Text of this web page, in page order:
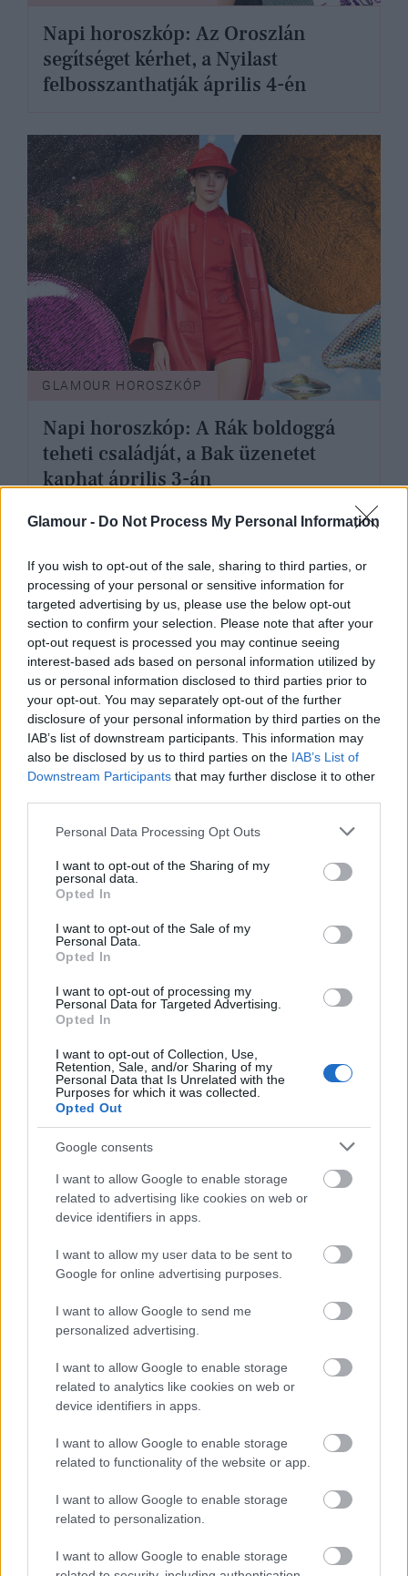
Glamour - Do Not Process My Personal Information
If you wish to opt-out of the sale, sharing to third parties, or
processing of your personal or sensitive information for
targeted advertising by us, please use the below opt-out
section to confirm your selection. Please note that after your
opt-out request is processed you may continue seeing
interest-based ads based on personal information utilized by
us or personal information disclosed to third parties prior to
your opt-out. You may separately opt-out of the further
disclosure of your personal information by third parties on the
IAB’s list of downstream participants. This information may
also be disclosed by us to third parties on the IAB’s List of
Downstream Participants that may further disclose it to other
Please note that this website/app uses one or more Google
not limited to your visit or usage behaviour. You may click to
grant or deny consent to Google and its third-party tags to
use your data for below specified purposes in below Google
consent section.
Personal Data Processing Opt Outs
I want to opt-out of the Sharing of my
personal data.
Opted In
I want to opt-out of the Sale of my
Personal Data.
Opted In
I want to opt-out of processing my
Personal Data for Targeted Advertising.
Opted In
I want to opt-out of Collection, Use,
Retention, Sale, and/or Sharing of my
Personal Data that Is Unrelated with the
Purposes for which it was collected.
Opted Out
Google consents
I want to allow Google to enable storage
related to advertising like cookies on web or
device identifiers in apps.
I want to allow my user data to be sent to
Google for online advertising purposes.
I want to allow Google to send me
personalized advertising.
I want to allow Google to enable storage
related to analytics like cookies on web or
device identifiers in apps.
I want to allow Google to enable storage
related to functionality of the website or app.
I want to allow Google to enable storage
related to personalization.
I want to allow Google to enable storage
Napi horoszkóp: Az Oroszlán
segítséget kérhet, a Nyilast
felbosszanthatják április 4-én
GLAMOUR HOROSZKÓP
Napi horoszkóp: A Rák boldoggá
teheti családját, a Bak üzenetet
kaphat április 3-án
GLAMOUR HOROSZKÓP
Csillagjegyek, akik mellett egy egész
kapcsolatban
GLAMOUR HOROSZKÓP
csillagjegyekre, sokaknak komoly
változásokat hoz az április